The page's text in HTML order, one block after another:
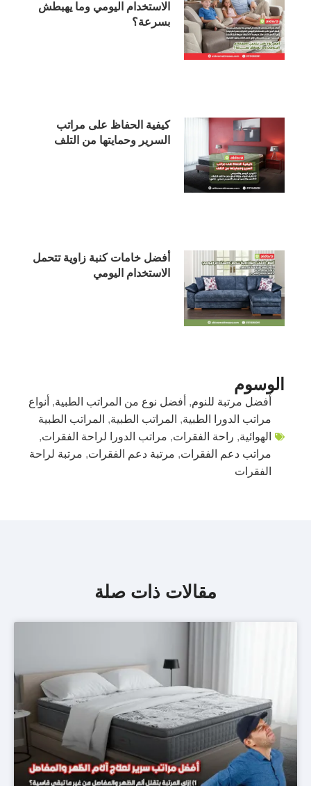
الاستخدام اليومي وما يهبطش
بسرعة؟
كيفية الحفاظ على مراتب
السرير وحمايتها من التلف
أفضل خامات كنبة زاوية تتحمل
الاستخدام اليومي
الوسوم
أفضل مرتبة للنوم, أفضل نوع من المراتب الطبية, أنواع
مراتب الدورا الطبية, المراتب الطبية, المراتب الطبية
الهوائية, راحة الفقرات, مراتب الدورا لراحة الفقرات,
مراتب دعم الفقرات, مرتبة دعم الفقرات, مرتبة لراحة
الفقرات
مقالات ذات صلة